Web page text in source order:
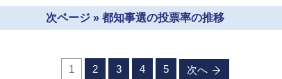
次ページ » 都知事選の投票率の推移
1 2 3 4 5 次へ